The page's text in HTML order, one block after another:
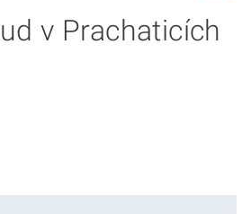
v Prachaticích